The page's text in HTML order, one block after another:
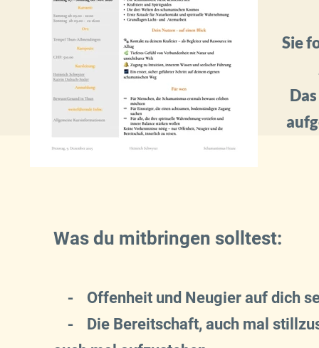
Sie
Was du mitbringen solltest:
⁃ Offenheit und Neugier auf dich
⁃
Die Bereitschaft, auch mal